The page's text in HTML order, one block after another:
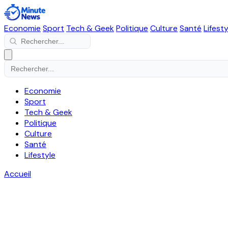
Economie Sport Tech & GeekPolitique Culture Santé
Economie
Sport
Tech & Geek
Politique
Culture
Santé
Lifestyle
Accueil